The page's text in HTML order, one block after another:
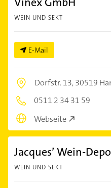
WEIN UND SEKT
E-Mail
Dorfstr. 13,30519
0511 2 34 31 59
Webseite
Jacques’ Wein-
WEIN UND SEKT